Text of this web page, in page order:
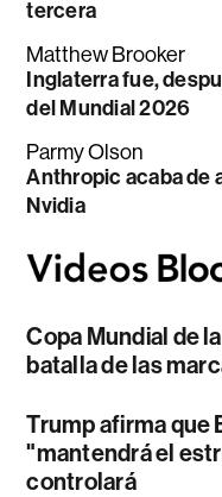
tercera
Matthew Brooker
Inglaterra fue,
del Mundial 2026
Parmy Olson
Anthropic acaba de
Nvidia
Copa Mundial de
batalla de las
Trump afirma que
"mantendrá el
controlará